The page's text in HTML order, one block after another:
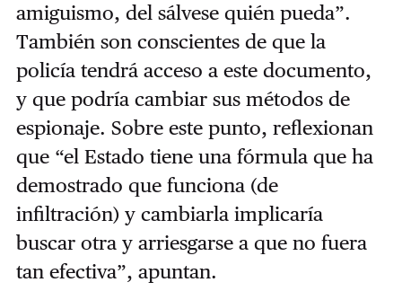
amiguismo, del sálvese quién pueda”.
También son conscientes de que la
policía tendrá acceso a este documento,
y que podría cambiar sus métodos de
espionaje. Sobre este punto, reflexionan
que “el Estado tiene una fórmula que ha
demostrado que funciona (de
infiltración) y cambiarla implicaría
buscar otra y arriesgarse a que no fuera
tan efectiva”, apuntan.